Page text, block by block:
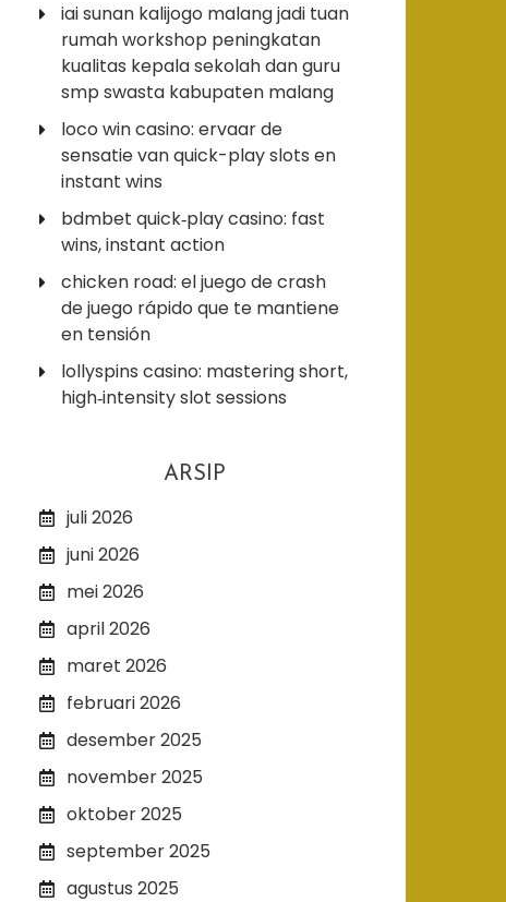
iai sunan kalijogo malang jadi tuan
rumah workshop peningkatan
kualitas kepala sekolah dan guru
smp swasta kabupaten malang
loco win casino: ervaar de
sensatie van quick-play slots en
instant wins
bdmbet quick‑play casino: fast
wins, instant action
chicken road: el juego de crash
de juego rápido que te mantiene
en tensión
lollyspins casino: mastering short,
high‑intensity slot sessions
ARSIP
juli 2026
juni 2026
mei 2026
april 2026
maret 2026
februari 2026
desember 2025
november 2025
oktober 2025
september 2025
agustus 2025